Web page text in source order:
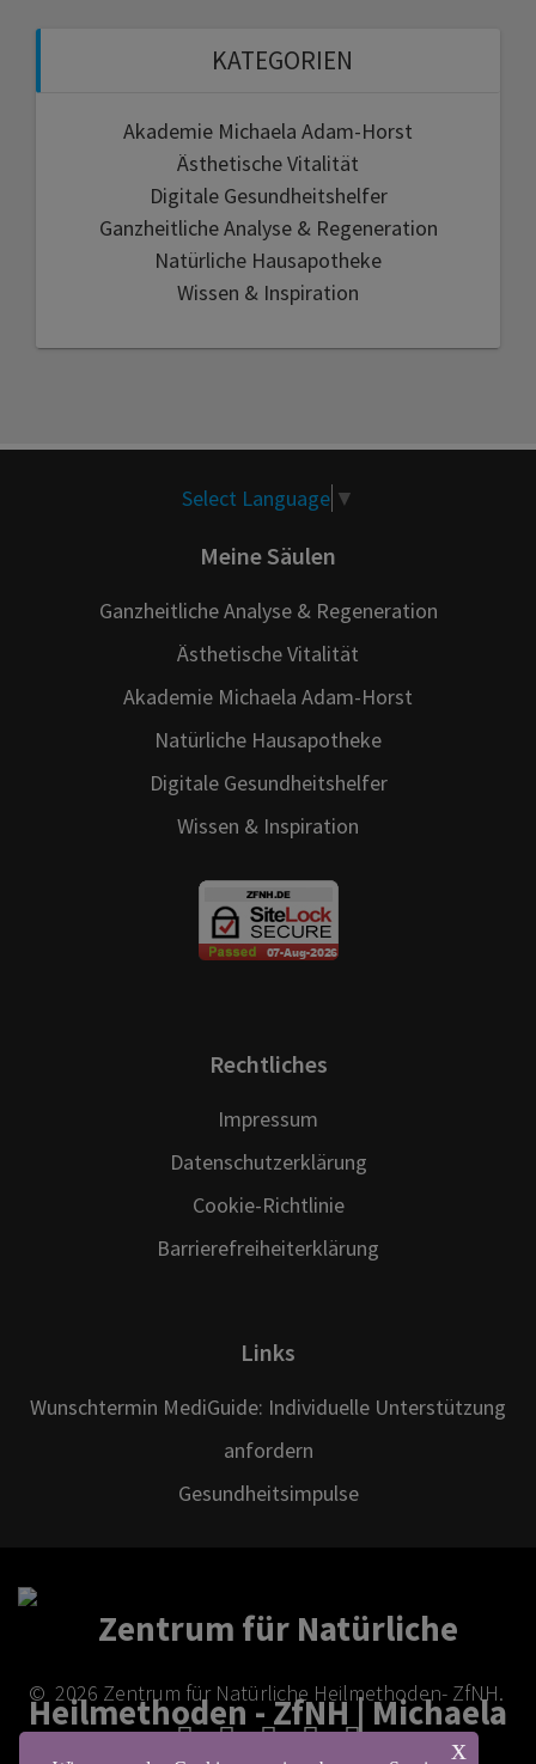
x
KATEGORIEN
Akademie Michaela Adam-Horst
Ästhetische Vitalität
Digitale Gesundheitshelfer
Ganzheitliche Analyse & Regeneration
Natürliche Hausapotheke
Wissen & Inspiration
Select Language ▼
Meine Säulen
Ganzheitliche Analyse & Regeneration
Ästhetische Vitalität
Akademie Michaela Adam-Horst
Natürliche Hausapotheke
Digitale Gesundheitshelfer
Wissen & Inspiration
Rechtliches
Impressum
Datenschutzerklärung
Cookie-Richtlinie
Barrierefreiheiterklärung
Links
Wunschtermin MediGuide: Individuelle Unterstützung
anfordern
Gesundheitsimpulse
© 2026 Zentrum für Natürliche Heilmethoden- ZfNH.
100
%
SEHR GUT